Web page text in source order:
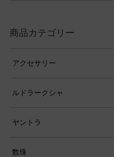
商品カテゴリー
アクセサリー
ルドラークシャ
ヤントラ
数珠